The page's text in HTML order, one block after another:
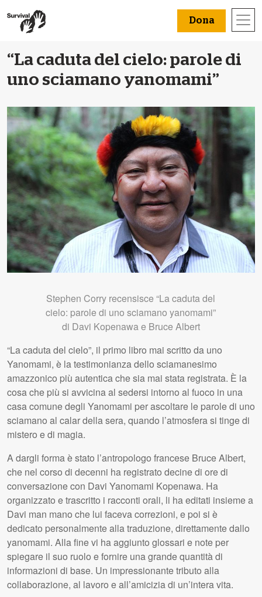
Dona
“La caduta del cielo: parole di
uno sciamano yanomami”
Stephen Corry recensisce “La caduta del
cielo: parole di uno sciamano yanomami”
di Davi Kopenawa e Bruce Albert
“La caduta del cielo”, il primo libro mai scritto da uno
Yanomami, è la testimonianza dello sciamanesimo
amazzonico più autentica che sia mai stata registrata. È la
cosa che più si avvicina al sedersi intorno al fuoco in una
casa comune degli Yanomami per ascoltare le parole di uno
sciamano al calar della sera, quando l’atmosfera si tinge di
mistero e di magia.
A dargli forma è stato l’antropologo francese Bruce Albert,
che nel corso di decenni ha registrato decine di ore di
conversazione con Davi Yanomami Kopenawa. Ha
organizzato e trascritto i racconti orali, li ha editati insieme a
Davi man mano che lui faceva correzioni, e poi si è
dedicato personalmente alla traduzione, direttamente dallo
yanomami. Alla fine vi ha aggiunto glossari e note per
spiegare il suo ruolo e fornire una grande quantità di
informazioni di base. Un impressionante tributo alla
collaborazione, al lavoro e all’amicizia di un’intera vita.